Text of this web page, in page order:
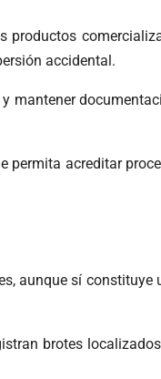
productos
accidental.
mantener
permita acreditar
aunque sí constituye
brotes